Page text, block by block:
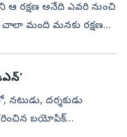
ఆ రక్షణ అనేది ఎవరి నుంచి
చాలా మంది మనకు రక్షణగా
దర్శకుడు
బయోపిక్